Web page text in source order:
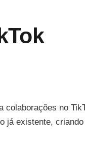
no
já existente,